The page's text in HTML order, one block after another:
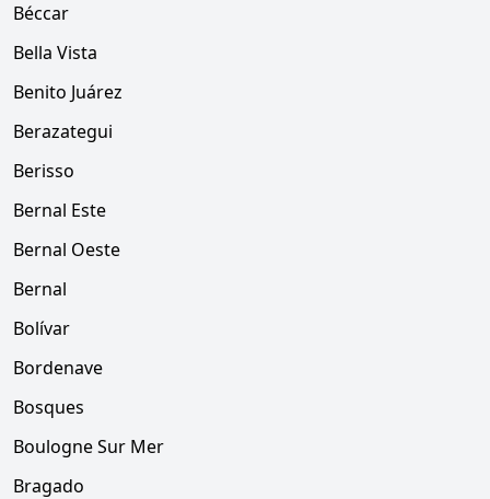
Béccar
Bella Vista
Benito Juárez
Berazategui
Berisso
Bernal Este
Bernal Oeste
Bernal
Bolívar
Bordenave
Bosques
Boulogne Sur Mer
Bragado